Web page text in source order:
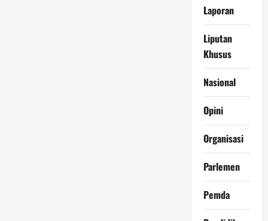
Laporan
Liputan
Khusus
Nasional
Opini
Organisasi
Parlemen
Pemda